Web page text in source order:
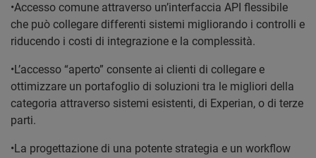
•Accesso comune attraverso un’interfaccia API flessibile
che può collegare differenti sistemi migliorando i controlli e
riducendo i costi di integrazione e la complessità.
•L’accesso “aperto” consente ai clienti di collegare e
ottimizzare un portafoglio di soluzioni tra le migliori della
categoria attraverso sistemi esistenti, di Experian, o di terze
parti.
•La progettazione di una potente strategia e un workflow